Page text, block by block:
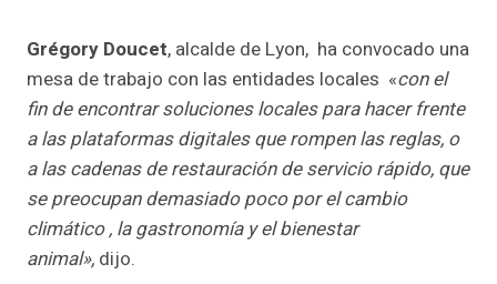
Grégory Doucet, alcalde de Lyon, ha convocado una
mesa de trabajo con las entidades locales «con el
fin de encontrar soluciones locales para hacer frente
a las plataformas digitales que rompen las reglas, o
a las cadenas de restauración de servicio rápido, que
se preocupan demasiado poco por el cambio
climático , la gastronomía y el bienestar
animal», dijo.